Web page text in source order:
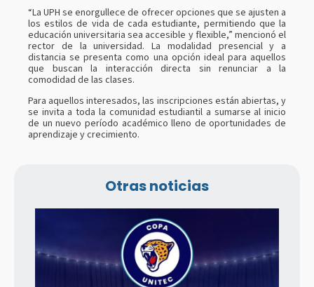
“La UPH se enorgullece de ofrecer opciones que se ajusten a
los estilos de vida de cada estudiante, permitiendo que la
educación universitaria sea accesible y flexible,” mencionó el
rector de la universidad. La modalidad presencial y a
distancia se presenta como una opción ideal para aquellos
que buscan la interacción directa sin renunciar a la
comodidad de las clases.
Para aquellos interesados, las inscripciones están abiertas, y
se invita a toda la comunidad estudiantil a sumarse al inicio
de un nuevo período académico lleno de oportunidades de
aprendizaje y crecimiento.
Otras noticias